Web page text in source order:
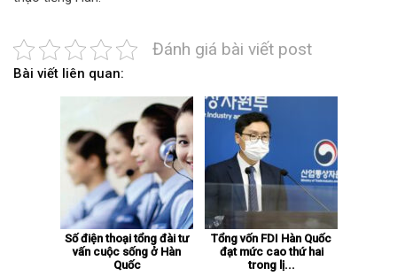
Đánh giá bài viết post
Bài viết liên quan:
Số điện thoại tổng đài tư
vấn cuộc sống ở Hàn
Quốc
Tổng vốn FDI Hàn Quốc
đạt mức cao thứ hai
trong lị...